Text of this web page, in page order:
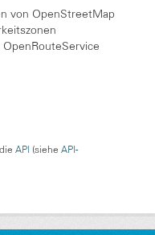
von OpenStreetMap
API (siehe API-